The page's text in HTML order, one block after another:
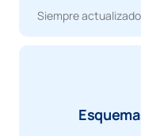
Siempre